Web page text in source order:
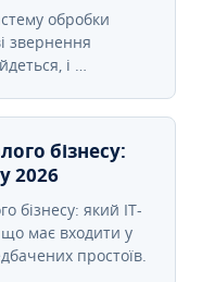
обробки
звернення
і …
бізнесу:
2026
бізнесу: який IT-
має входити у
простоїв.